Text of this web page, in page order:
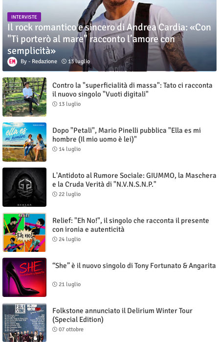
INTERVISTE
Il rock romantico e sincero di Andrea Cardia: «Con
"Ti porterò al mare" racconto l’amore con
semplicità»
Redazione 13 luglio
Contro la "superficialità di massa": Tato ci racconta
il nuovo singolo "Vuoti digitali"
13 luglio
Dopo "Petali", Mario Pinelli pubblica "Ella es mi
hombre (Il mio uomo è lei)"
14 luglio
L'Antidoto al Rumore Sociale: GIUMMO, la Maschera
e la Cruda Verità di "N.V.N.S.N.P."
22 luglio
Relief: "Eh No!", il singolo che racconta il presente
con ironia e autenticità
24 luglio
“She” è il nuovo singolo di Tony Fortunato & Angarita
21 luglio
Folkstone annunciato il Delirium Winter Tour
(Special Edition)
07 ottobre